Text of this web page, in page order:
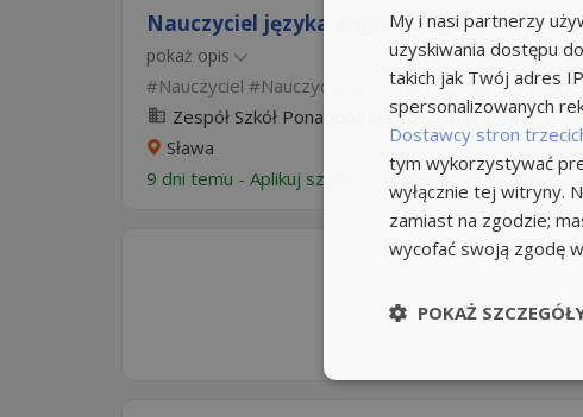
Nauczyciel języka angielskiego
pokaż opis
Nauczyciel
Nauczyciel języka angielskiego
Zespół Szkół Ponadpodstawowych w Sławie
Sława
9 dni temu - Aplikuj szybko z Nuzle
My i nasi partnerzy
uzyskiwania dostępu
takich jak Twój adres
spersonalizowanych
Dostawcy stron
tym wykorzystywać
wyłącznie tej witryny.
zamiast na zgodzie;
wycofać swoją zgodę w
POKAŻ